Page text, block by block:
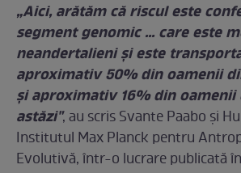
„Aici, arătăm că riscul este
segment genomic ... care este
neandertalieni și este
aproximativ 50% din oamenii
și aproximativ 16% din oamenii
astăzi", au scris Svante Paabo și
Institutul Max Planck pentru
Evolutivă, într-o lucrare publicată